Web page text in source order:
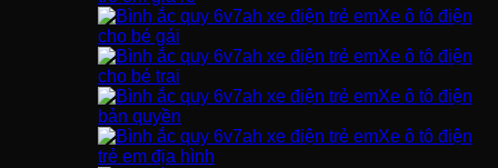
Xe ô tô điện
cho bé gái
Xe ô tô điện
cho bé trai
Xe ô tô điện
bản quyền
Xe ô tô điện
trẻ em địa hình